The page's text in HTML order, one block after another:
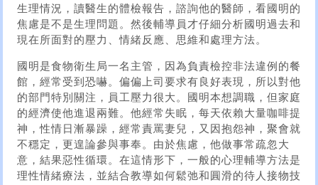
生理情況，讀醫生的體檢報告，諮詢他的醫師，看國明的
焦慮是不是生理問題。然後輔導員才仔細分析國明過去和
現在所面對的壓力、情緒反應、思維和處理方法。
國明是食物衛生局一名主管，因為負責檢控非法違例的餐
館，經常受到恐嚇。偏偏上司要求有良好表現，所以對他
的部門特別關注，員工壓力很大。國明本想調職，但家庭
的經濟使他進退兩難。他經常失眠，每天依賴大量咖啡提
神，性情日漸暴躁，經常責罵妻兒，又因抱怨神，聚會就
不穩定，更遑論參與事奉。由於焦慮，他做事常疏忽大
意，結果惡性循環。在這情形下，一般的心理輔導方法是
理性情緒療法，並結合教導如何鬆弛和圓滑的待人接物技